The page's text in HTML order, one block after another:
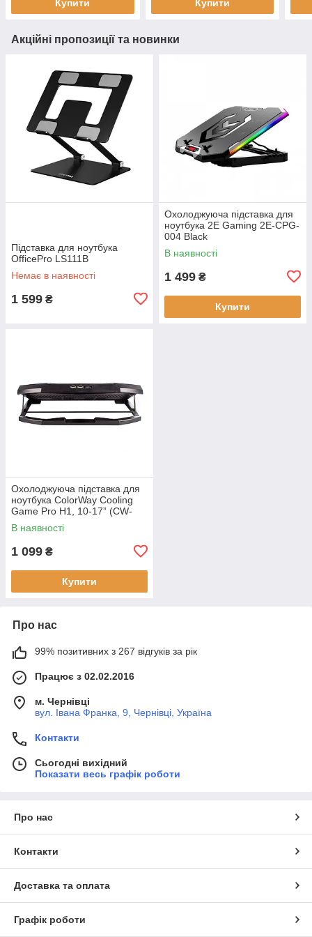
Купити Купити
Акційні пропозиції та новинки
Підставка для ноутбука
OfficePro LS111B
Немає в наявності
1 599 ₴
Охолоджуюча пiдставка для
ноутбука 2E Gaming 2E-CPG-
004 Black
В наявності
1 499 ₴
Купити
Охолоджуюча пiдставка для
ноутбука ColorWay Cooling
Game Pro H1, 10-17” (CW-
CGPH1)
В наявності
1 099 ₴
Купити
Про нас
99% позитивних з 267 відгуків за рік
Працює з 02.02.2016
м. Чернівці
вул. Івана Франка, 9, Чернівці, Україна
Контакти
Сьогодні вихідний
Показати весь графік роботи
Про нас
Контакти
Доставка та оплата
Графік роботи